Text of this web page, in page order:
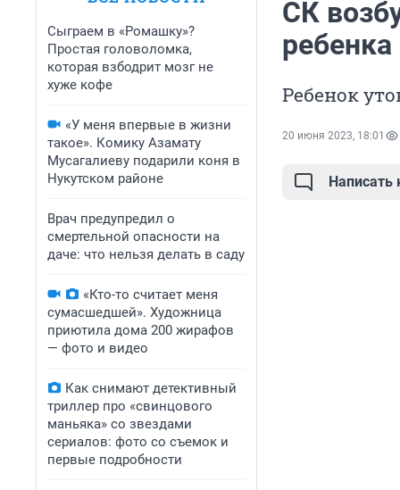
Сыграем в «Ромашку»?
Простая головоломка,
которая взбодрит мозг не
хуже кофе
«У меня впервые в жизни
такое». Комику Азамату
Мусагалиеву подарили коня в
Нукутском районе
Врач предупредил о
смертельной опасности на
даче: что нельзя делать в саду
«Кто-то считает меня
сумасшедшей». Художница
приютила дома 200 жирафов
— фото и видео
Как снимают детективный
триллер про «свинцового
маньяка» со звездами
сериалов: фото со съемок и
первые подробности
СК
Ребенок
20 июня 2023, 18:01
Написать